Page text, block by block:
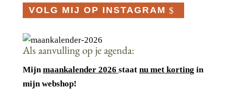
VOLG MIJ OP INSTAGRAM
Als aanvulling op je agenda:
Mijn maankalender 2026 staat nu met korting in
mijn webshop!